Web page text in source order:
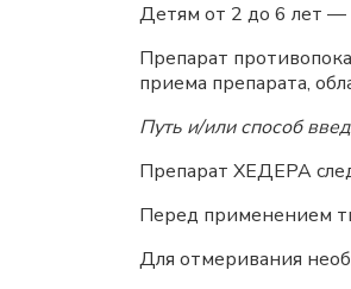
Детям от 2 до 6 лет —
Препарат
приема препарата,
Путь и/или способ
Препарат ХЕДЕРА
Перед применением
Для отмеривания